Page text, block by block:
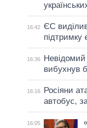
16:42
ЄС
підтримку
16:36
Невідомий
вибухнув
16:16
Росіяни
автобус,
16:05